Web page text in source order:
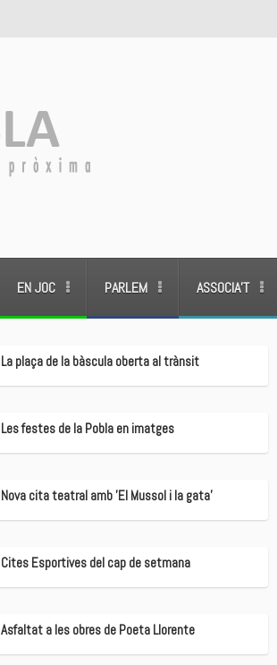
EN JOC PARLEM ASSOCIA’T
La plaça de la bàscula oberta al trànsit
Les festes de la Pobla en imatges
Nova cita teatral amb 'El Mussol i la gata'
Cites Esportives del cap de setmana
Asfaltat a les obres de Poeta Llorente